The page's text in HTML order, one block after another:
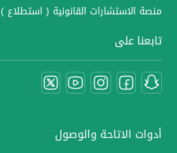
منصة الاستشارات القانونية ( استطلاع )
تابعنا على
أدوات الاتاحة والوصول